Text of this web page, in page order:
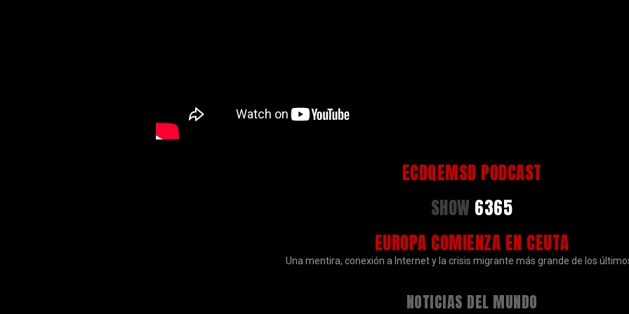
ECDQEMSD PODCAST
SHOW 6365
EUROPA COMIENZA EN CEUTA
Una mentira, conexión a Internet y la crisis migrante más grande de los
NOTICIAS DEL MUNDO